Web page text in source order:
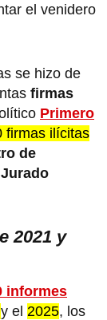
el venidero
se hizo de
firmas
Primero
firmas ilícitas
de
2021 y
informes
y el 2025, los